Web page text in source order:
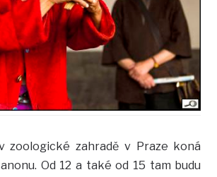
zoologické zahradě v Praze koná
Od 12 a také od 15 tam budu